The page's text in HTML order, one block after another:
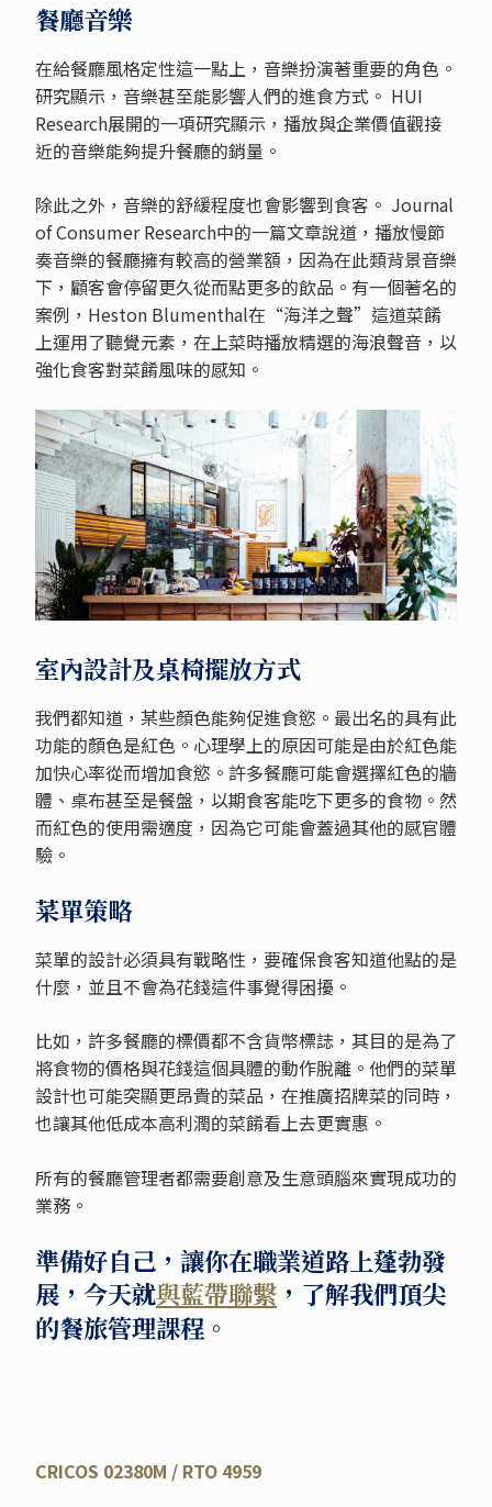
餐廳音樂
在給餐廳風格定性這一點上，音樂扮演著重要的角色。
研究顯示，音樂甚至能影響人們的進食方式。 HUI
Research展開的一項研究顯示，播放與企業價值觀接
近的音樂能夠提升餐廳的銷量。
除此之外，音樂的舒緩程度也會影響到食客。 Journal
of Consumer Research中的一篇文章說道，播放慢節
奏音樂的餐廳擁有較高的營業額，因為在此類背景音樂
下，顧客會停留更久從而點更多的飲品。有一個著名的
案例，Heston Blumenthal在“海洋之聲”這道菜餚
上運用了聽覺元素，在上菜時播放精選的海浪聲音，以
強化食客對菜餚風味的感知。
室內設計及桌椅擺放方式
我們都知道，某些顏色能夠促進食慾。最出名的具有此
功能的顏色是紅色。心理學上的原因可能是由於紅色能
加快心率從而增加食慾。許多餐廳可能會選擇紅色的牆
體、桌布甚至是餐盤，以期食客能吃下更多的食物。然
而紅色的使用需適度，因為它可能會蓋過其他的感官體
驗。
菜單策略
菜單的設計必須具有戰略性，要確保食客知道他點的是
什麼，並且不會為花錢這件事覺得困擾。
比如，許多餐廳的標價都不含貨幣標誌，其目的是為了
將食物的價格與花錢這個具體的動作脫離。他們的菜單
設計也可能突顯更昂貴的菜品，在推廣招牌菜的同時，
也讓其他低成本高利潤的菜餚看上去更實惠。
所有的餐廳管理者都需要創意及生意頭腦來實現成功的
業務。
準備好自己，讓你在職業道路上蓬勃發
展，今天就與藍帶聯繫，了解我們頂尖
的餐旅管理課程。
CRICOS 02380M / RTO 4959